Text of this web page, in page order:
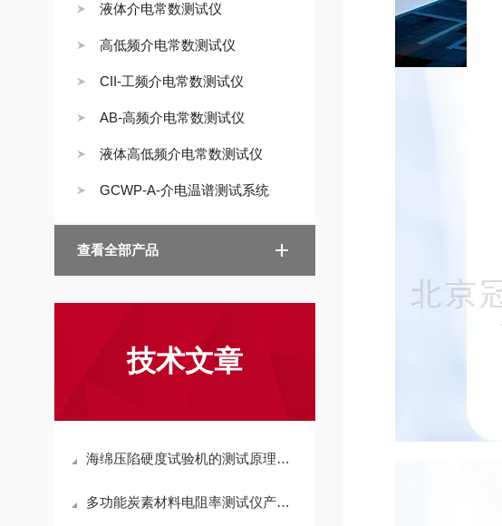
液体介电常数测试仪
高低频介电常数测试仪
CII-工频介电常数测试仪
AB-高频介电常数测试仪
液体高低频介电常数测试仪
GCWP-A-介电温谱测试系统
查看全部产品
技术文章
海绵压陷硬度试验机的测试原理和应用
多功能炭素材料电阻率测试仪产品介绍